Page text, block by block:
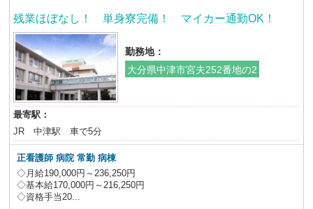
残業ほぼなし！ 単身寮完備！ マイカー通勤OK！
勤務地：
大分県中津市宮夫252番地の2
最寄駅：
JR 中津駅 車で5分
正看護師 病院 常勤 病棟
◇月給190,000円～236,250円
◇基本給170,000円～216,250円
◇資格手当20...